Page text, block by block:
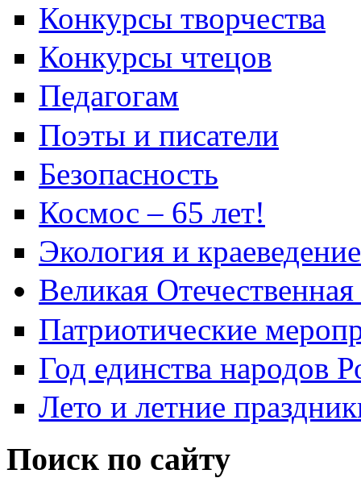
Конкурсы творчества
Конкурсы чтецов
Педагогам
Поэты и писатели
Безопасность
Космос – 65 лет!
Экология и краеведение
Великая
Патриотические
Год единства народов
Лето и летние
Поиск по сайту